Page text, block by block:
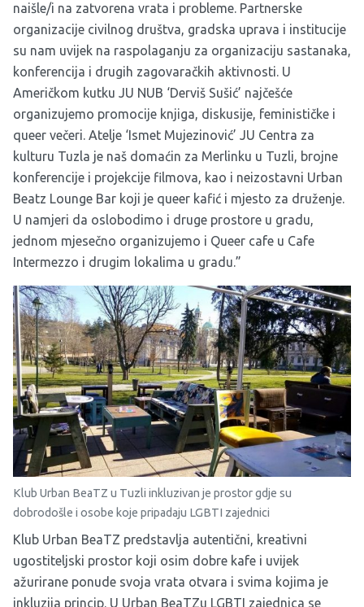
naišle/i na zatvorena vrata i probleme. Partnerske
organizacije civilnog društva, gradska uprava i institucije
su nam uvijek na raspolaganju za organizaciju sastanaka,
konferencija i drugih zagovaračkih aktivnosti. U
Američkom kutku JU NUB ‘Derviš Sušić’ najčešće
organizujemo promocije knjiga, diskusije, feminističke i
queer večeri. Atelje ‘Ismet Mujezinović’ JU Centra za
kulturu Tuzla je naš domaćin za Merlinku u Tuzli, brojne
konferencije i projekcije filmova, kao i neizostavni Urban
Beatz Lounge Bar koji je queer kafić i mjesto za druženje.
U namjeri da oslobodimo i druge prostore u gradu,
jednom mjesečno organizujemo i Queer cafe u Cafe
Intermezzo i drugim lokalima u gradu.”
Klub Urban BeaTZ u Tuzli inkluzivan je prostor gdje su
dobrodošle i osobe koje pripadaju LGBTI zajednici
Klub Urban BeaTZ predstavlja autentični, kreativni
ugostiteljski prostor koji osim dobre kafe i uvijek
ažurirane ponude svoja vrata otvara i svima kojima je
inkluzija princip. U Urban BeaTZu LGBTI zajednica se